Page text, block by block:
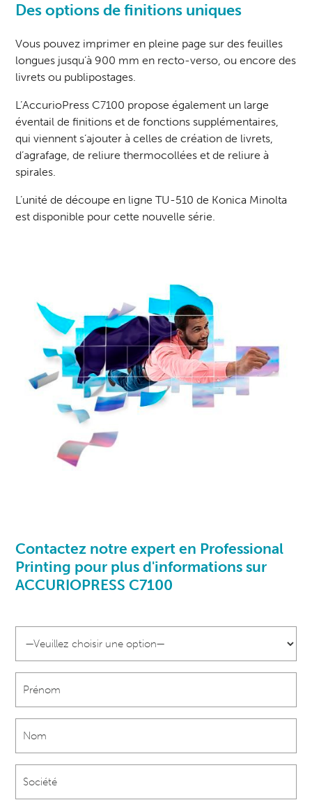
Des options de finitions uniques
Vous pouvez imprimer en pleine page sur des feuilles
longues jusqu’à 900 mm en recto-verso, ou encore des
livrets ou publipostages.
L’AccurioPress C7100 propose également un large
éventail de finitions et de fonctions supplémentaires,
qui viennent s’ajouter à celles de création de livrets,
d’agrafage, de reliure thermocollées et de reliure à
spirales.
L’unité de découpe en ligne TU-510 de Konica Minolta
est disponible pour cette nouvelle série.
Contactez notre expert en Professional
Printing pour plus d'informations sur
ACCURIOPRESS C7100